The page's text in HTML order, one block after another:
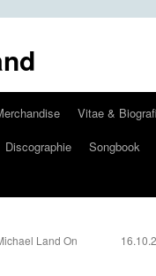
Vitae &
Discographie Songbook
Land On